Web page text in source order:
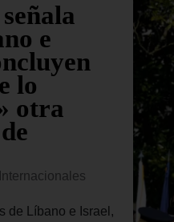
e
lo
otra
Internacionales
de Líbano e Israel,
al